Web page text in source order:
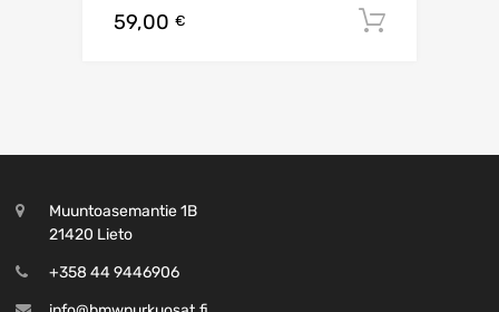
59,00 €
Muuntoasemantie 1B
21420 Lieto
+358 44 9446906